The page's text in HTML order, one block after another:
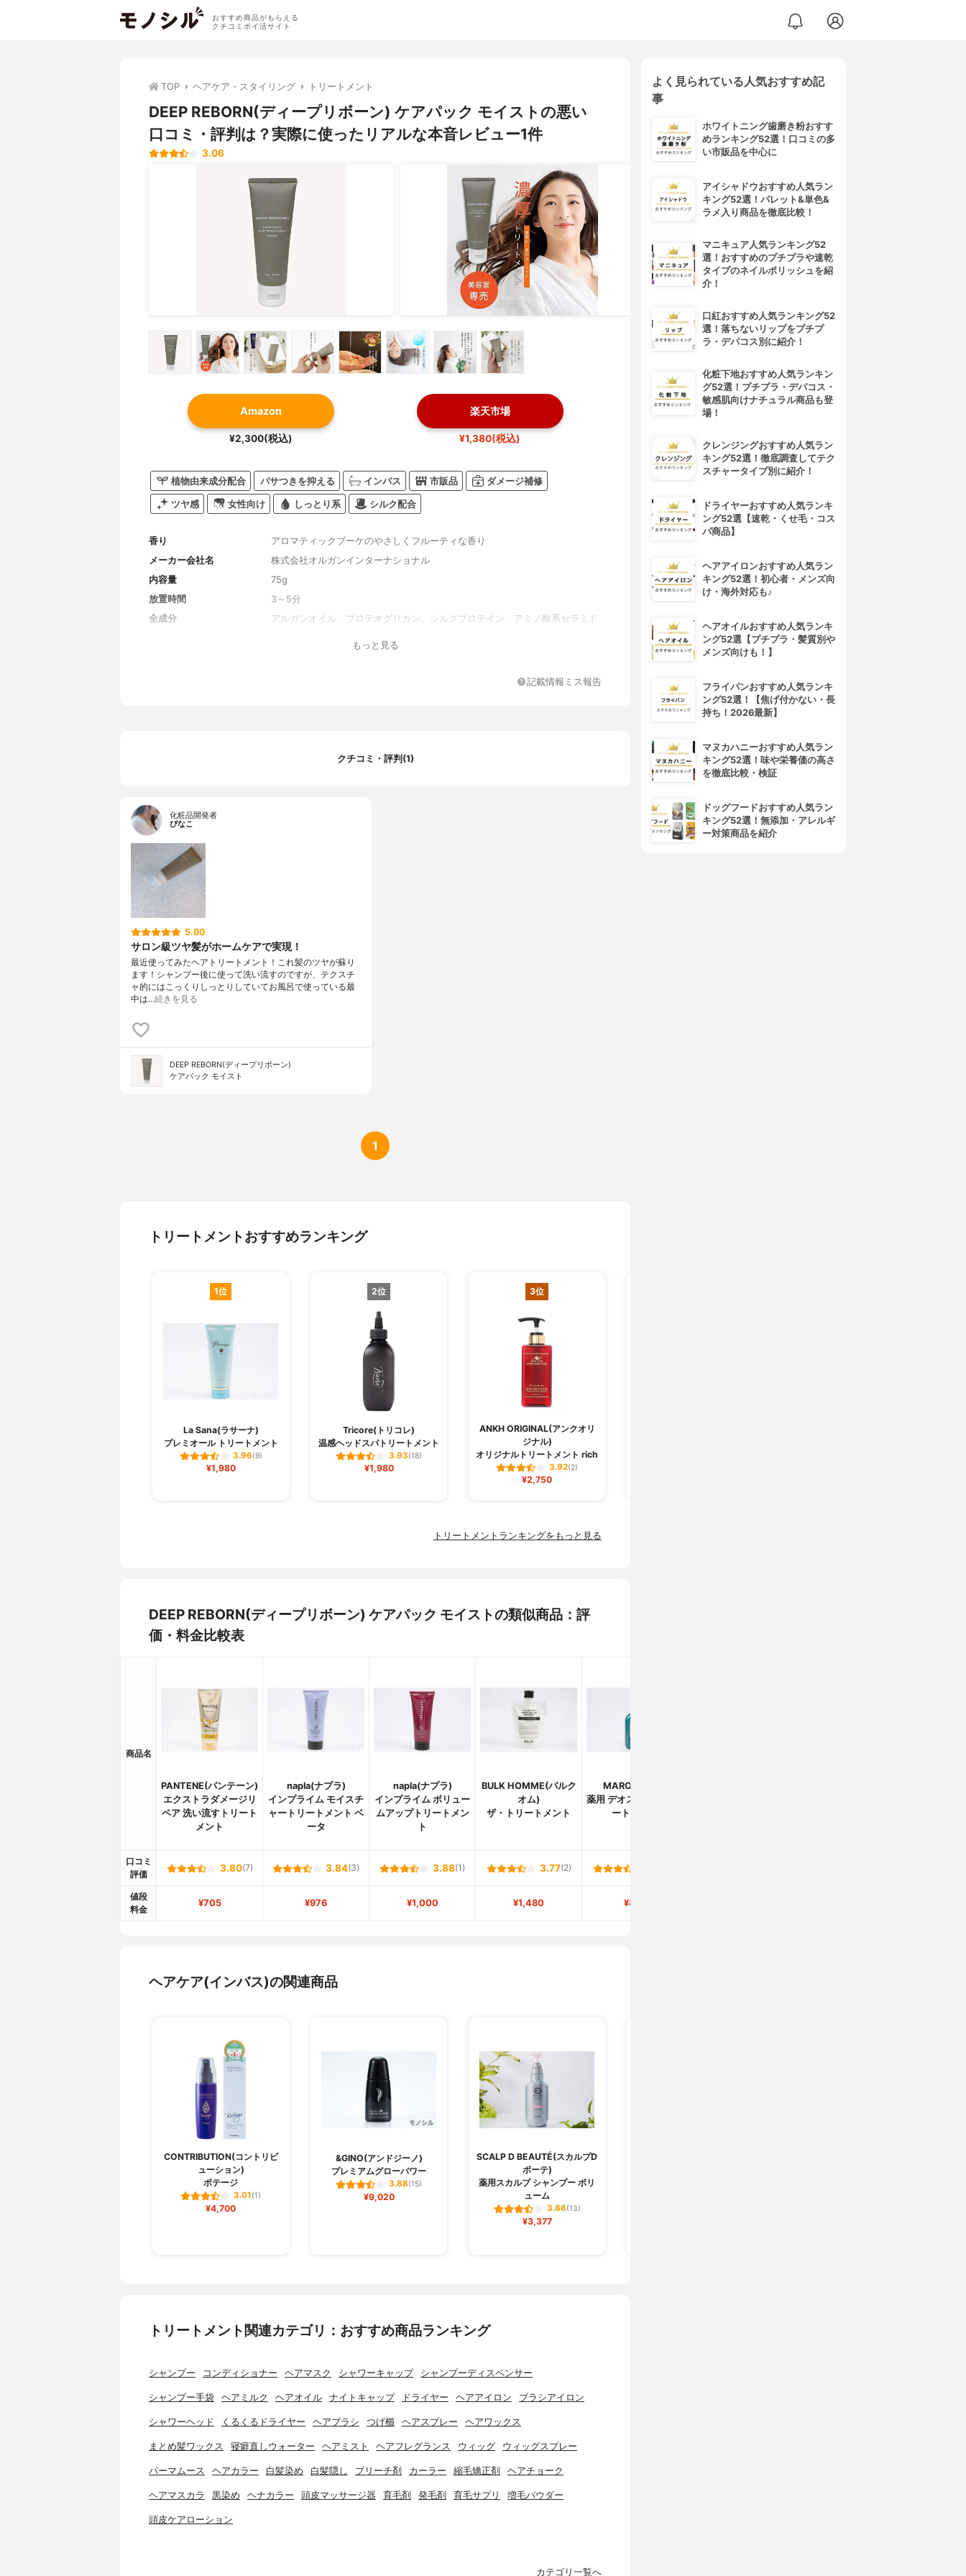
おすすめ商品がもらえる
クチコミポイ活サイト
TOP ヘアケア・スタイリング トリートメント
DEEP REBORN(ディープリボーン) ケアパック モイストの悪い
口コミ・評判は？実際に使ったリアルな本音レビュー1件
3.06
Amazon
¥2,300(税込)
楽天市場
¥1,380(税込)
植物由来成分配合 パサつきを抑える インバス 市販品 ダメージ補修
ツヤ感 女性向け しっとり系 シルク配合
香り
アロマティックブーケのやさしくフルーティな香り
メーカー会社名
株式会社オルガンインターナショナル
内容量
75g
放置時間
3～5分
全成分
アルガンオイル、プロテオグリカン、シルクプロテイン、アミノ酸系セラミド
もっと見る
記載情報ミス報告
クチコミ・評判(1)
化粧品開発者
ぴなこ
5.00
サロン級ツヤ髪がホームケアで実現！
最近使ってみたヘアトリートメント！これ髪のツヤが蘇り
ます！シャンプー後に使って洗い流すのですが、テクスチ
ャ的にはこっくりしっとりしていてお風呂で使っている最
中は…続きを見る
DEEP REBORN(ディープリボーン)
ケアパック モイスト
1
トリートメントおすすめランキング
1位
La Sana(ラサーナ)
プレミオール トリートメント
3.96(9)
¥1,980
2位
Tricore(トリコレ)
温感ヘッドスパトリートメント
3.93(18)
¥1,980
3位
ANKH ORIGINAL(アンクオリ
ジナル)
オリジナルトリートメント rich
3.92(2)
¥2,750
トリートメントランキングをもっと見る
DEEP REBORN(ディープリボーン) ケアパック モイストの類似商品：評
価・料金比較表
商品名
PANTENE(パンテーン)
エクストラダメージリ
ペア 洗い流すトリート
メント
napla(ナプラ)
インプライム モイスチ
ャートリートメント ベ
ータ
napla(ナプラ)
インプライム ボリュー
ムアップトリートメン
ト
BULK HOMME(バルク
オム)
ザ・トリートメント
MARO(マーロ)
薬用 デオスカルプ トリ
ートメント
口コミ
評価
3.80(7) 3.84(3) 3.88(1) 3.77(2)
値段
料金
¥705 ¥976 ¥1,000 ¥1,480 ¥858
ヘアケア(インバス)の関連商品
CONTRIBUTION(コントリビ
ューション)
ボテージ
3.01(1)
¥4,700
&GINO(アンドジーノ)
プレミアムグローパワー
3.88(15)
¥9,020
SCALP D BEAUTÉ(スカルプD
ボーテ)
薬用スカルプ シャンプー ボリ
ューム
3.88(13)
¥3,377
トリートメント関連カテゴリ：おすすめ商品ランキング
シャンプー コンディショナー ヘアマスク シャワーキャップ シャンプーディスペンサー
シャンプー手袋 ヘアミルク ヘアオイル ナイトキャップ ドライヤー ヘアアイロン ブラシアイロン
シャワーヘッド くるくるドライヤー ヘアブラシ つげ櫛 ヘアスプレー ヘアワックス
まとめ髪ワックス 寝癖直しウォーター ヘアミスト ヘアフレグランス ウィッグ ウィッグスプレー
パーマムース ヘアカラー 白髪染め 白髪隠し ブリーチ剤 カーラー 縮毛矯正剤 ヘアチョーク
ヘアマスカラ 黒染め ヘナカラー 頭皮マッサージ器 育毛剤 発毛剤 育毛サプリ 増毛パウダー
頭皮ケアローション
カテゴリ一覧へ
よく見られている人気おすすめ記
事
ホワイトニング歯磨き粉おすす
めランキング52選！口コミの多
い市販品を中心に
アイシャドウおすすめ人気ラン
キング52選！パレット&単色&
ラメ入り商品を徹底比較！
マニキュア人気ランキング52
選！おすすめのプチプラや速乾
タイプのネイルポリッシュを紹
介！
口紅おすすめ人気ランキング52
選！落ちないリップをプチプ
ラ・デパコス別に紹介！
化粧下地おすすめ人気ランキン
グ52選！プチプラ・デパコス・
敏感肌向けナチュラル商品も登
場！
クレンジングおすすめ人気ラン
キング52選！徹底調査してテク
スチャータイプ別に紹介！
ドライヤーおすすめ人気ランキ
ング52選【速乾・くせ毛・コス
パ商品】
ヘアアイロンおすすめ人気ラン
キング52選！初心者・メンズ向
け・海外対応も♪
ヘアオイルおすすめ人気ランキ
ング52選【プチプラ・髪質別や
メンズ向けも！】
フライパンおすすめ人気ランキ
ング52選！【焦げ付かない・長
持ち！2026最新】
マヌカハニーおすすめ人気ラン
キング52選！味や栄養価の高さ
を徹底比較・検証
ドッグフードおすすめ人気ラン
キング52選！無添加・アレルギ
ー対策商品を紹介